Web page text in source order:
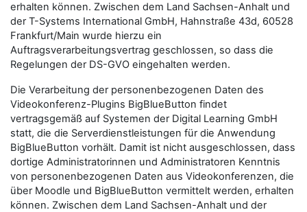
erhalten können. Zwischen dem Land Sachsen-Anhalt und
der T-Systems International GmbH, Hahnstraße 43d, 60528
Frankfurt/Main wurde hierzu ein
Auftragsverarbeitungsvertrag geschlossen, so dass die
Regelungen der DS-GVO eingehalten werden.
Die Verarbeitung der personenbezogenen Daten des
Videokonferenz-Plugins BigBlueButton findet
vertragsgemäß auf Systemen der Digital Learning GmbH
statt, die die Serverdienstleistungen für die Anwendung
BigBlueButton vorhält. Damit ist nicht ausgeschlossen, dass
dortige Administratorinnen und Administratoren Kenntnis
von personenbezogenen Daten aus Videokonferenzen, die
über Moodle und BigBlueButton vermittelt werden, erhalten
können. Zwischen dem Land Sachsen-Anhalt und der